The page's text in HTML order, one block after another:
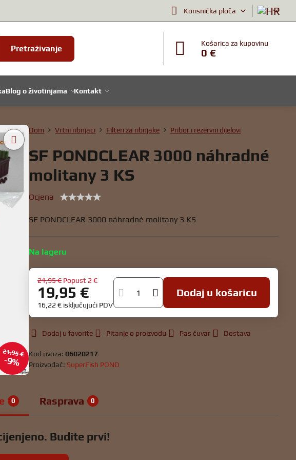
Korisnička ploča
Pretraživanje
Košarica za kupovinu
0 €
Blog o životinjama Kontakt
21,95 €
9%
Dom Vrtni ribnjaci Filteri za ribnjake Pribor i rezervni dijelovi
SF PONDCLEAR 3000 náhradné
molitany 3 KS
Ocjena
SF PONDCLEAR 3000 náhradné molitany 3 KS
Na lageru
21,95 € Popust 2 €
19,95 €
16,22 € isključujući PDV
Dodaj u košaricu
Dodaj u favorite Pitanje o proizvodu Pas čuvar Dostava
Kod uvoza:06020217
Proizvođač: SuperFish POND
0 Rasprava 0
Budite prvi!